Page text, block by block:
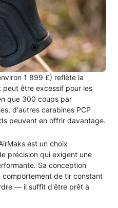
1 899 £) reflète la
être excessif pour les
que 300 coups par
d'autres carabines PCP
peuvent en offrir davantage.
est un choix
précision qui exigent une
Sa conception
comportement de tir constant
— il suffit d'être prêt à